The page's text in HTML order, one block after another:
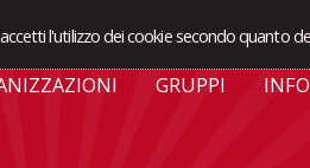
l'utilizzo dei cookie secondo quanto
GRUPPI